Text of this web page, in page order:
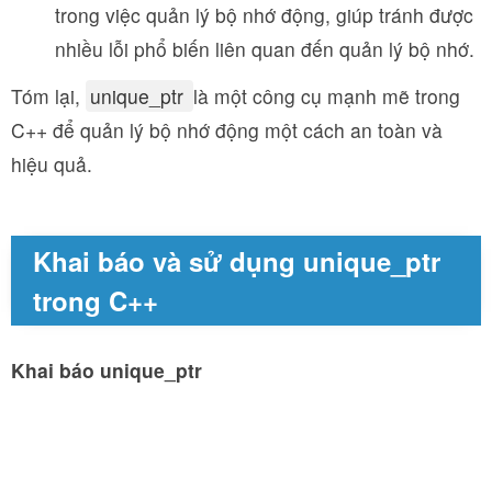
trong việc quản lý bộ nhớ động, giúp tránh được
nhiều lỗi phổ biến liên quan đến quản lý bộ nhớ.
Tóm lại, unique_ptr là một công cụ mạnh mẽ trong
C++ để quản lý bộ nhớ động một cách an toàn và
hiệu quả.
Khai báo và sử dụng unique_ptr
trong C++
Khai báo unique_ptr